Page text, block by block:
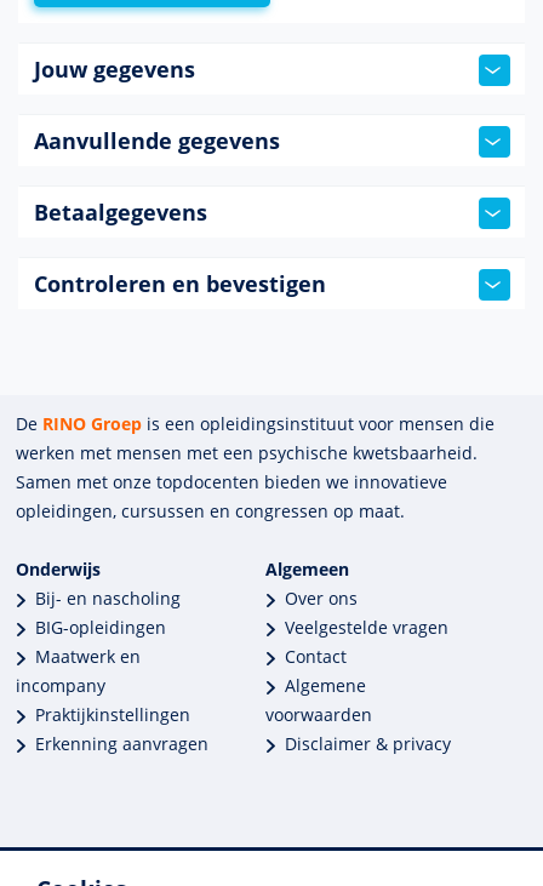
Jouw gegevens
Aanvullende gegevens
Betaalgegevens
Controleren en bevestigen
De RINO Groep is een opleidings­insti­tuut voor mensen die
werken met mensen met een psychische kwets­baar­heid.
Samen met onze top­docenten bieden we innova­tieve
opleidingen, cursussen en congres­sen op maat.
Onderwijs
Bij- en nascholing
BIG-opleidingen
Maatwerk en
incompany
Praktijkinstellingen
Erkenning aanvragen
Algemeen
Over ons
Veelgestelde vragen
Contact
Algemene
voorwaarden
Disclaimer & privacy